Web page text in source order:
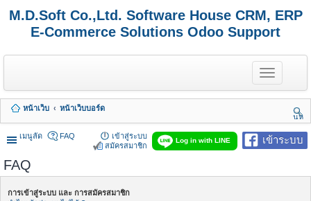
M.D.Soft Co.,Ltd. Software House CRM, ERP
E-Commerce Solutions Odoo Support
T
o
g
e
n
a
g
หน้าเว็บ
หน้าเว็บบอร์ด
นห
า
เมนูลัด
เข้าระบบ
Log in with LINE
FAQ
เข้าสู่ระบบ
สมัครสมาชิก
FAQ
การเข้าสู่ระบบ และ การสมัครสมาชิก